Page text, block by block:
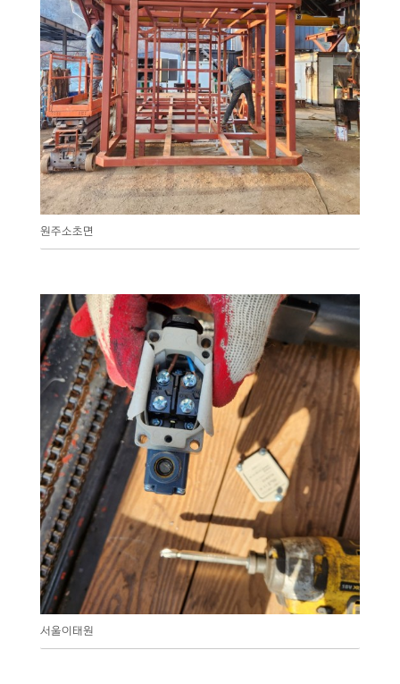
원주소초면
서울이태원